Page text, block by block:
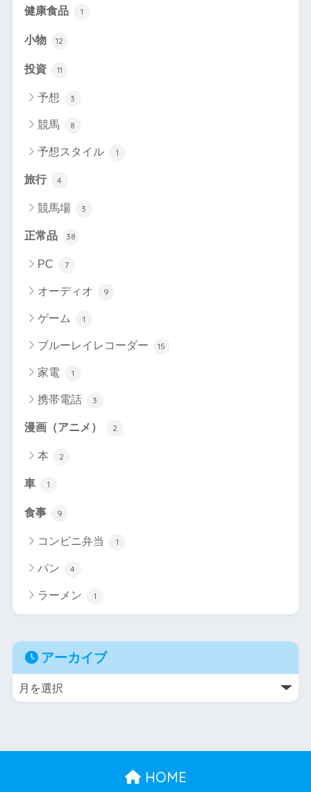
健康食品 1
小物 12
投資 11
予想 3
競馬 8
予想スタイル 1
旅行 4
競馬場 3
正常品 38
PC 7
オーディオ 9
ゲーム 1
ブルーレイレコーダー 15
家電 1
携帯電話 3
漫画（アニメ） 2
本 2
車 1
食事 9
コンビニ弁当 1
パン 4
ラーメン 1
アーカイブ
HOME